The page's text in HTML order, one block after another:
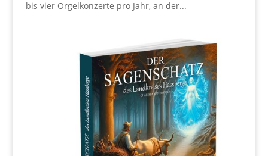
bis vier Orgelkonzerte pro Jahr, an der...